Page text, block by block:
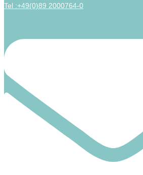
Tel :+49(0)89 2000764-0